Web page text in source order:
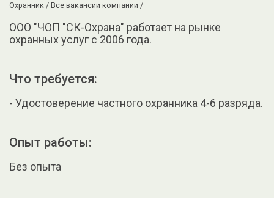
Охранник / Все вакансии компании /
ООО "ЧОП "СК-Охрана" работает на рынке
охранных услуг с 2006 года.
Что требуется:
- Удостоверение частного охранника 4-6 разряда.
Опыт работы:
Без опыта